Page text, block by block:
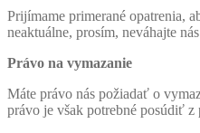
Prijímame primerané opatrenia,
neaktuálne, prosím, neváhajte
Právo na vymazanie
Máte právo nás požiadať o
právo je však potrebné posúdiť